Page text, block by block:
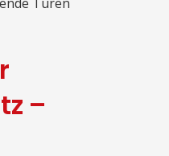
–